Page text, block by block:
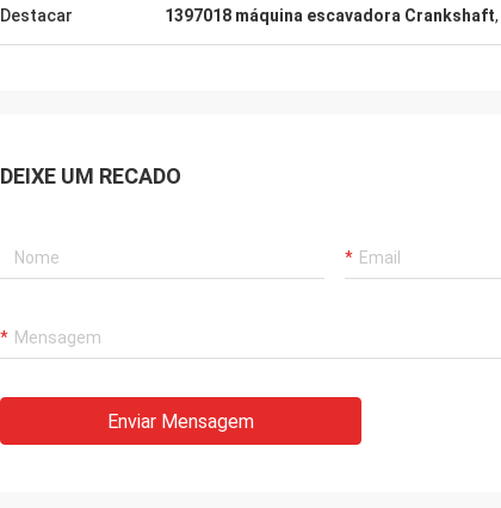
Destacar 1397018 máquina escavadora Crankshaft,
DEIXE UM RECADO
Enviar Mensagem